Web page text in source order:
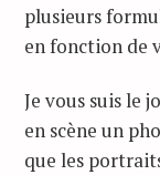
plusieurs
en fonction de
Je vous suis le
en scène un
que les